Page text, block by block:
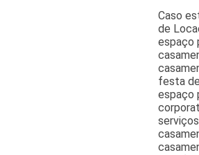
Caso
de
espaço
festa
espaço